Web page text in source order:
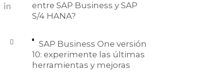
entre SAP Business y SAP
S/4 HANA?
SAP Business One versión
10: experimente las últimas
herramientas y mejoras